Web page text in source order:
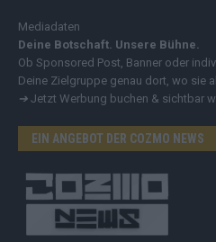
Mediadaten
Deine Botschaft. Unsere Bühne.
Ob Sponsored Post, Banner oder
Deine Zielgruppe genau dort, wo sie
➔ Jetzt Werbung buchen & sichtbar
EIN ANGEBOT DER COZMO NEWS